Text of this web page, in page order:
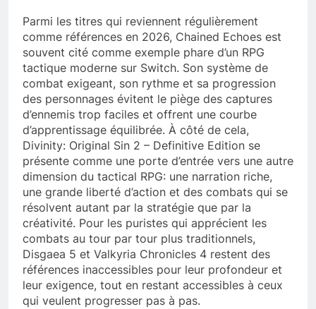
Parmi les titres qui reviennent régulièrement
comme références en 2026, Chained Echoes est
souvent cité comme exemple phare d’un RPG
tactique moderne sur Switch. Son système de
combat exigeant, son rythme et sa progression
des personnages évitent le piège des captures
d’ennemis trop faciles et offrent une courbe
d’apprentissage équilibrée. À côté de cela,
Divinity: Original Sin 2 – Definitive Edition se
présente comme une porte d’entrée vers une autre
dimension du tactical RPG: une narration riche,
une grande liberté d’action et des combats qui se
résolvent autant par la stratégie que par la
créativité. Pour les puristes qui apprécient les
combats au tour par tour plus traditionnels,
Disgaea 5 et Valkyria Chronicles 4 restent des
références inaccessibles pour leur profondeur et
leur exigence, tout en restant accessibles à ceux
qui veulent progresser pas à pas.